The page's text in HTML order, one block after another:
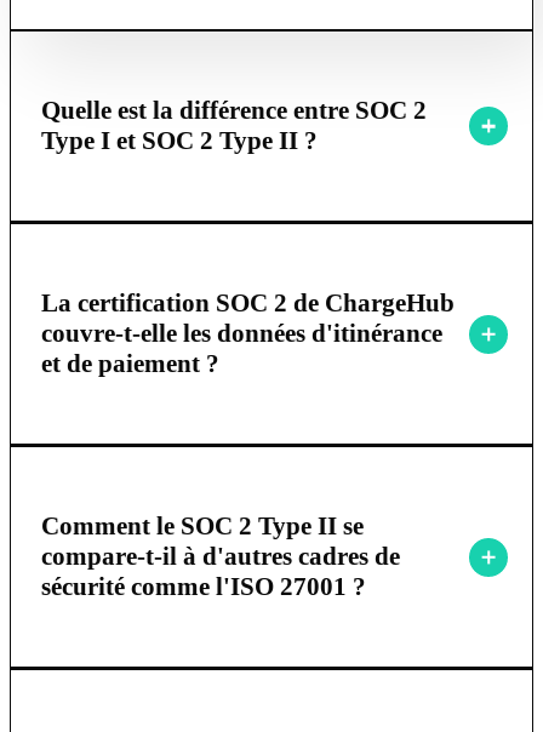
Quelle est la différence entre SOC 2
Type I et SOC 2 Type II ?
La certification SOC 2 de ChargeHub
couvre-t-elle les données d'itinérance
et de paiement ?
Comment le SOC 2 Type II se
compare-t-il à d'autres cadres de
sécurité comme l'ISO 27001 ?